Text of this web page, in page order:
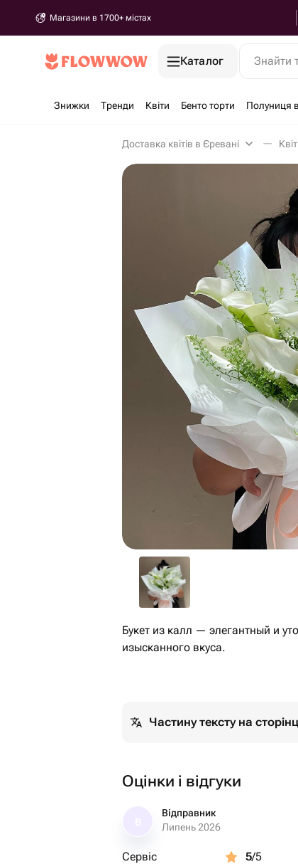
Магазини в 1700+ містах
Каталог Знайти
Знижки Тренди Квіти Бенто торти Полуниця
Доставка квітів в Єревані
Букет из калл — элегантный и
изысканного вкуса.
Частину тексту на
Оцінки і відгуки
Відправник
Липень 2026
Сервіс 5/5